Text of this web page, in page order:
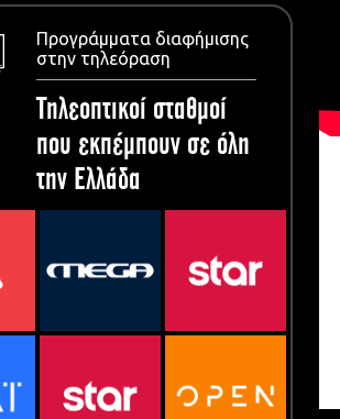
Προγράμματα διαφήμισης
στην τηλεόραση
Τηλεοπτικοί σταθμοί
που εκπέμπουν σε όλη
την Ελλάδα